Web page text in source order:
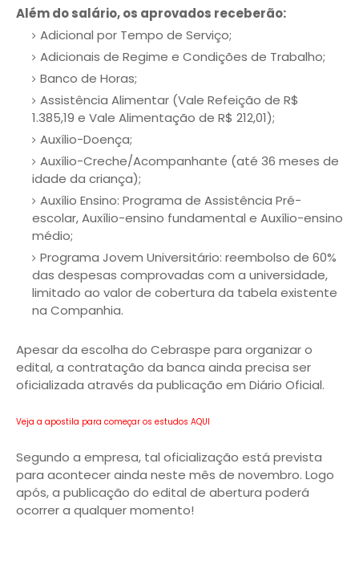
Além do salário, os aprovados receberão:
Adicional por Tempo de Serviço;
Adicionais de Regime e Condições de Trabalho;
Banco de Horas;
Assistência Alimentar (Vale Refeição de R$
1.385,19 e Vale Alimentação de R$ 212,01);
Auxílio-Doença;
Auxílio-Creche/Acompanhante (até 36 meses de
idade da criança);
Auxílio Ensino: Programa de Assistência Pré-
escolar, Auxílio-ensino fundamental e Auxílio-ensino
médio;
Programa Jovem Universitário: reembolso de 60%
das despesas comprovadas com a universidade,
limitado ao valor de cobertura da tabela existente
na Companhia.
Apesar da escolha do Cebraspe para organizar o
edital, a contratação da banca ainda precisa ser
oficializada através da publicação em Diário Oficial.
Veja a apostila para começar os estudos AQUI
Segundo a empresa, tal oficialização está prevista
para acontecer ainda neste mês de novembro. Logo
após, a publicação do edital de abertura poderá
ocorrer a qualquer momento!